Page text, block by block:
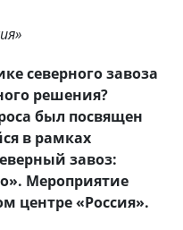
северного завоза
решения?
был посвящен
в рамках
завоз:
Мероприятие
центре «Россия».